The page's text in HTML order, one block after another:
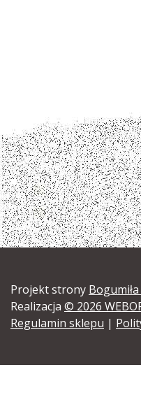
Projekt strony Bogumiła
Realizacja © 2026
Regulamin sklepu |